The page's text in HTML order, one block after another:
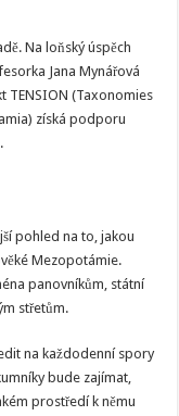
Na loňský úspěch
Jana Mynářová
TENSION (Taxonomies
získá podporu
pohled na to, jakou
Mezopotámie.
panovníkům, státní
střetům.
na každodenní spory
bude zajímat,
prostředí k němu